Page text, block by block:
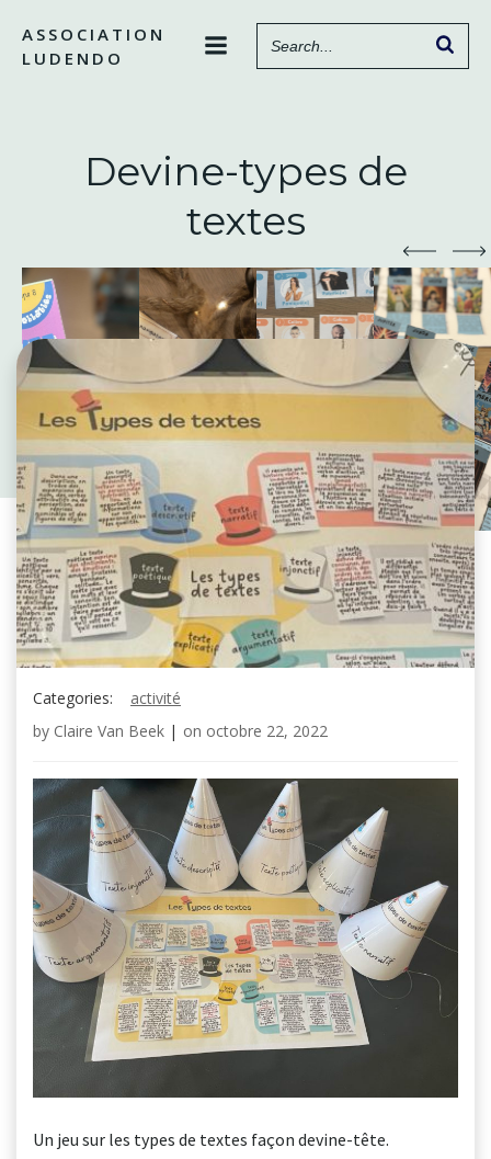
contenu
ASSOCIATION
LUDENDO
Devine-types de
textes
Categories:
activité
by Claire Van Beek | on octobre 22, 2022
Un jeu sur les types de textes façon devine-tête.